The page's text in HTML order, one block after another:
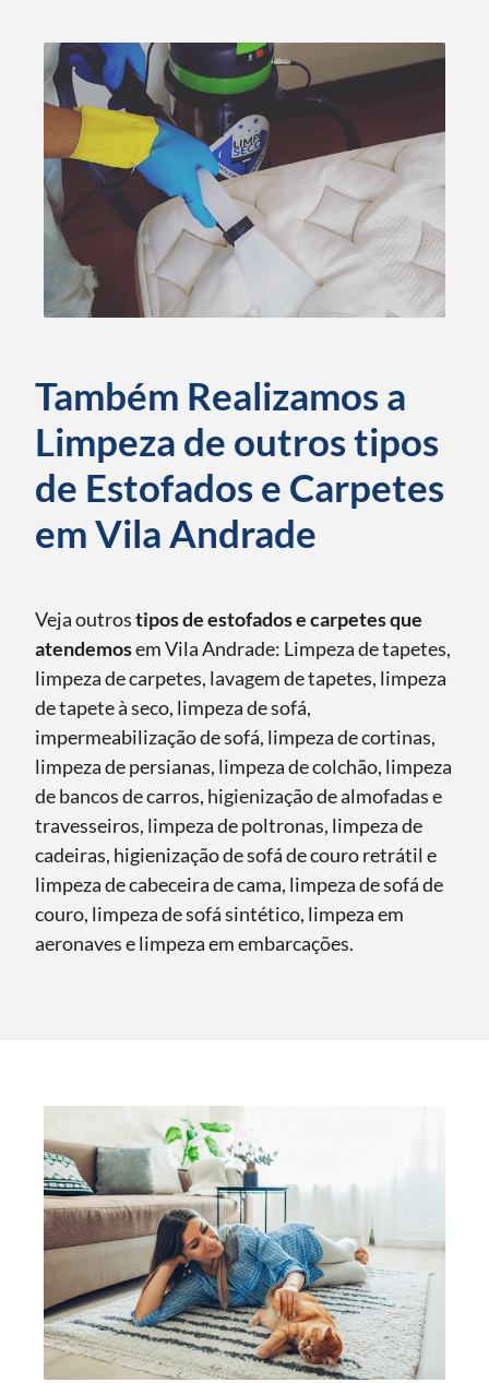
Também Realizamos a
Limpeza de outros tipos
de Estofados e Carpetes
em Vila Andrade
Veja outrostipos de estofados e carpetes que
atendemosem Vila Andrade: Limpeza de tapetes,
limpeza de carpetes, lavagem de tapetes, limpeza
de tapete à seco, limpeza de sofá,
impermeabilização de sofá, limpeza de cortinas,
limpeza de persianas, limpeza de colchão, limpeza
de bancos de carros, higienização de almofadas e
travesseiros, limpeza de poltronas, limpeza de
cadeiras, higienização de sofá de couro retrátil e
limpeza de cabeceira de cama, limpeza de sofá de
couro, limpeza de sofá sintético, limpeza em
aeronaves e limpeza em embarcações.